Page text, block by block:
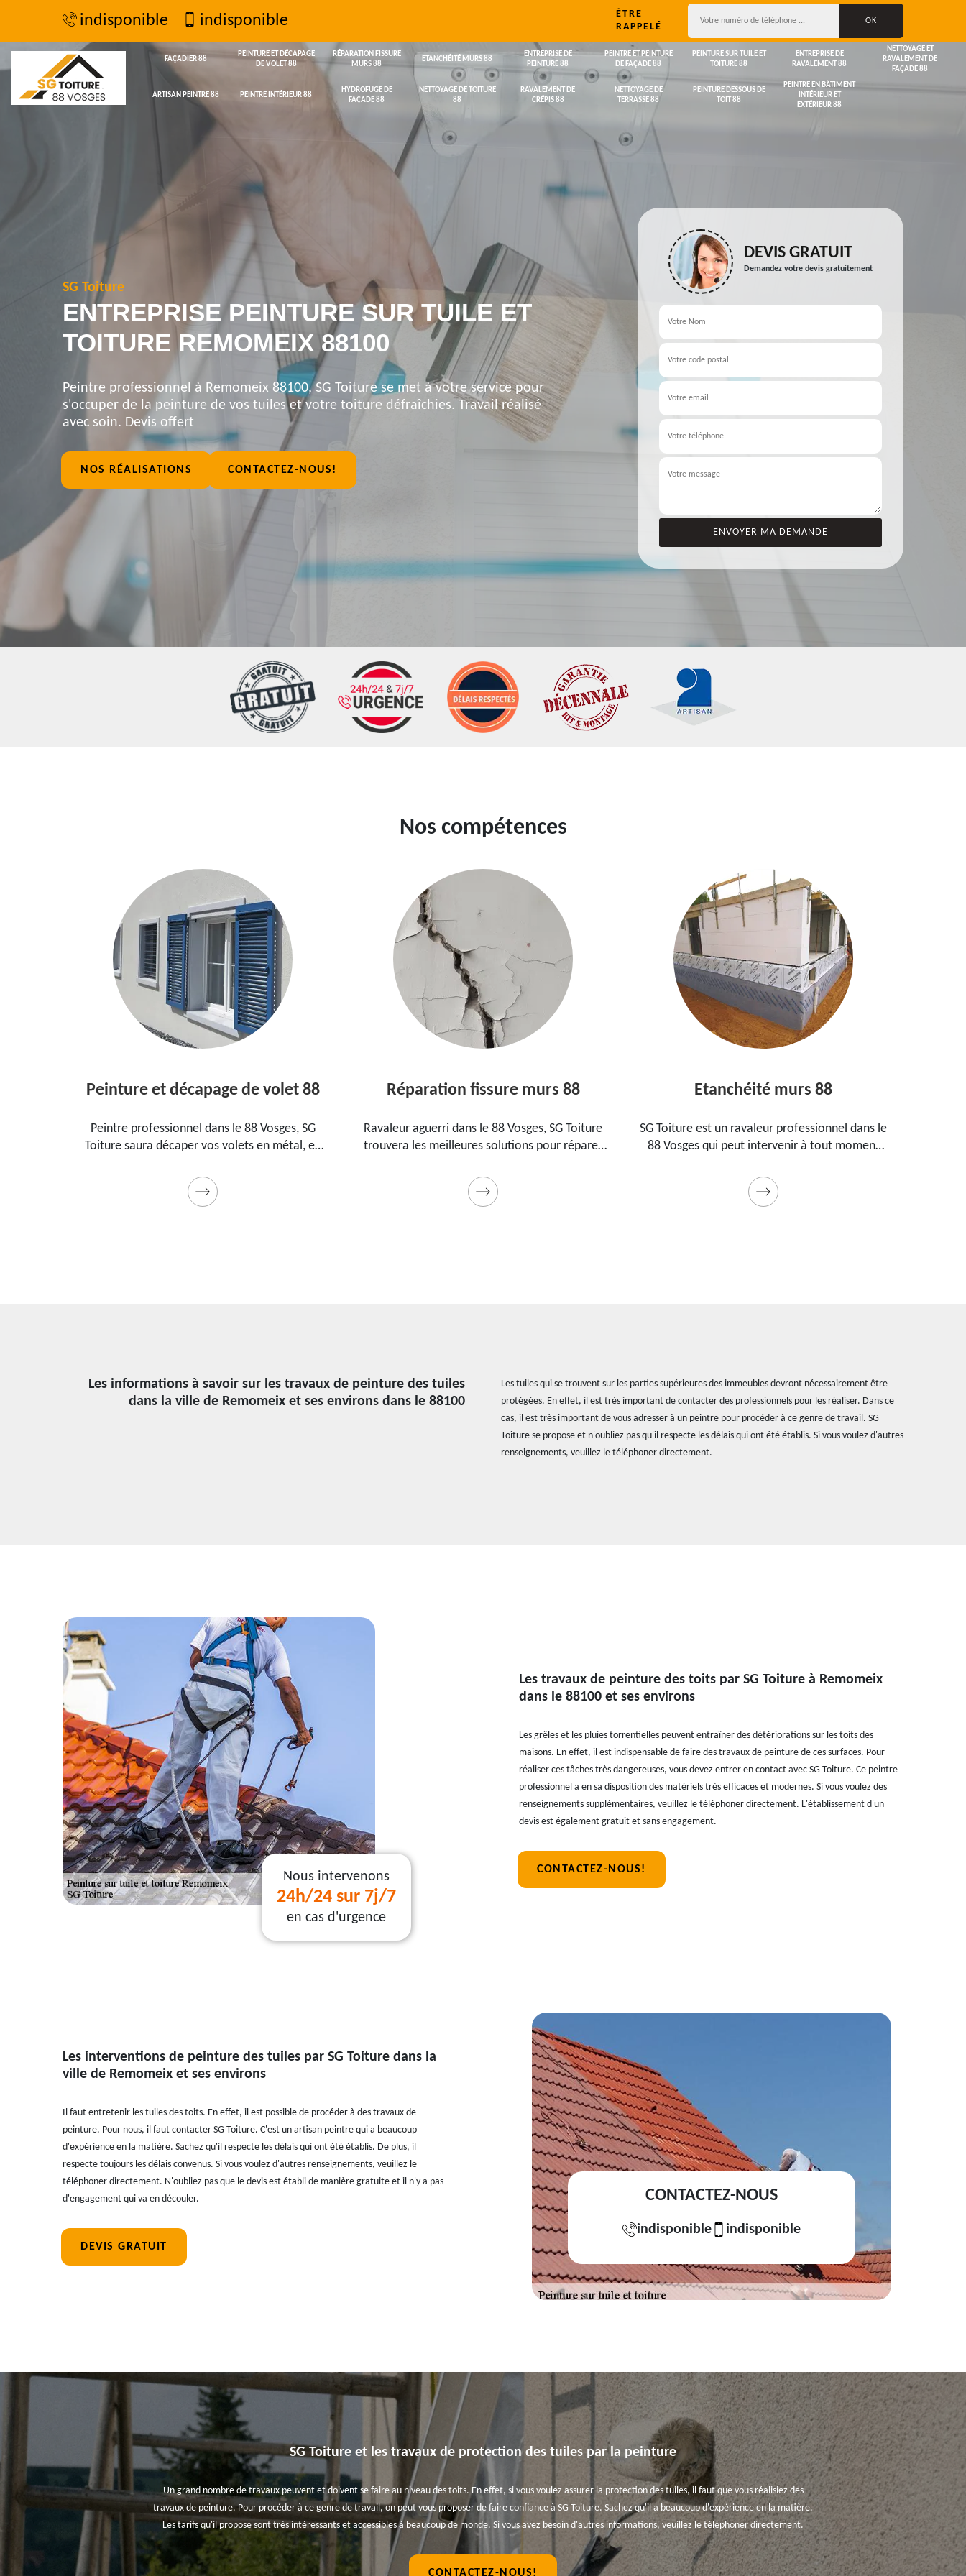
indisponible indisponible
ÊTRE
RAPPELÉ
FAÇADIER 88
PEINTURE ET DÉCAPAGE
DE VOLET 88
RÉPARATION FISSURE
MURS 88
ETANCHÉITÉ MURS 88
ENTREPRISE DE
PEINTURE 88
PEINTRE ET PEINTURE
DE FAÇADE 88
PEINTURE SUR TUILE ET
TOITURE 88
ENTREPRISE DE
RAVALEMENT 88
NETTOYAGE ET
RAVALEMENT DE
FAÇADE 88
ARTISAN PEINTRE 88 PEINTRE INTÉRIEUR 88
HYDROFUGE DE
FAÇADE 88
NETTOYAGE DE TOITURE
88
RAVALEMENT DE
CRÉPIS 88
NETTOYAGE DE
TERRASSE 88
PEINTURE DESSOUS DE
TOIT 88
PEINTRE EN BÂTIMENT
INTÉRIEUR ET
EXTÉRIEUR 88
SG Toiture
ENTREPRISE PEINTURE SUR TUILE ET
TOITURE REMOMEIX 88100
Peintre professionnel à Remomeix 88100, SG Toiture se met à votre service pour
s'occuper de la peinture de vos tuiles et votre toiture défraîchies. Travail réalisé
avec soin. Devis offert
NOS RÉALISATIONS CONTACTEZ-NOUS!
DEVIS GRATUIT
Demandez votre devis gratuitement
Nos compétences
Peinture et décapage de volet 88
Peintre professionnel dans le 88 Vosges, SG
Toiture saura décaper vos volets en métal, en
Utilise des produits et des peintures de qualité.
Devis détaillé offert
Réparation fissure murs 88
Ravaleur aguerri dans le 88 Vosges, SG Toiture
trouvera les meilleures solutions pour réparer
qualité et des matériels professionnels. Travaux
garantis décennaux
Etanchéité murs 88
SG Toiture est un ravaleur professionnel dans le
88 Vosges qui peut intervenir à tout moment
pas cher pour ce faire
Les informations à savoir sur les travaux de peinture des tuiles
dans la ville de Remomeix et ses environs dans le 88100
Les tuiles qui se trouvent sur les parties supérieures des immeubles devront nécessairement être
protégées. En effet, il est très important de contacter des professionnels pour les réaliser. Dans ce
cas, il est très important de vous adresser à un peintre pour procéder à ce genre de travail. SG
Toiture se propose et n'oubliez pas qu'il respecte les délais qui ont été établis. Si vous voulez d'autres
renseignements, veuillez le téléphoner directement.
Nous intervenons
24h/24 sur 7j/7
en cas d'urgence
Les travaux de peinture des toits par SG Toiture à Remomeix
dans le 88100 et ses environs
Les grêles et les pluies torrentielles peuvent entraîner des détériorations sur les toits des
maisons. En effet, il est indispensable de faire des travaux de peinture de ces surfaces. Pour
réaliser ces tâches très dangereuses, vous devez entrer en contact avec SG Toiture. Ce peintre
professionnel a en sa disposition des matériels très efficaces et modernes. Si vous voulez des
renseignements supplémentaires, veuillez le téléphoner directement. L'établissement d'un
devis est également gratuit et sans engagement.
CONTACTEZ-NOUS!
Les interventions de peinture des tuiles par SG Toiture dans la
ville de Remomeix et ses environs
Il faut entretenir les tuiles des toits. En effet, il est possible de procéder à des travaux de
peinture. Pour nous, il faut contacter SG Toiture. C'est un artisan peintre qui a beaucoup
d'expérience en la matière. Sachez qu'il respecte les délais qui ont été établis. De plus, il
respecte toujours les délais convenus. Si vous voulez d'autres renseignements, veuillez le
téléphoner directement. N'oubliez pas que le devis est établi de manière gratuite et il n'y a pas
d'engagement qui va en découler.
DEVIS GRATUIT
CONTACTEZ-NOUS
indisponible indisponible
SG Toiture et les travaux de protection des tuiles par la peinture
Un grand nombre de travaux peuvent et doivent se faire au niveau des toits. En effet, si vous voulez assurer la protection des tuiles, il faut que vous réalisiez des
travaux de peinture. Pour procéder à ce genre de travail, on peut vous proposer de faire confiance à SG Toiture. Sachez qu'il a beaucoup d'expérience en la matière.
Les tarifs qu'il propose sont très intéressants et accessibles à beaucoup de monde. Si vous avez besoin d'autres informations, veuillez le téléphoner directement.
CONTACTEZ-NOUS!